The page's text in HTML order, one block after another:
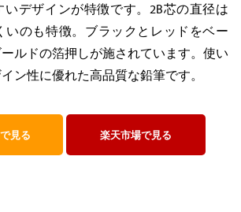
いデザインが特徴です。2B芯の直径は
いのも特徴。ブラックとレッドをベー
ルドの箔押しが施されています。使い
ン性に優れた高品質な鉛筆です。
見る 楽天市場で見る